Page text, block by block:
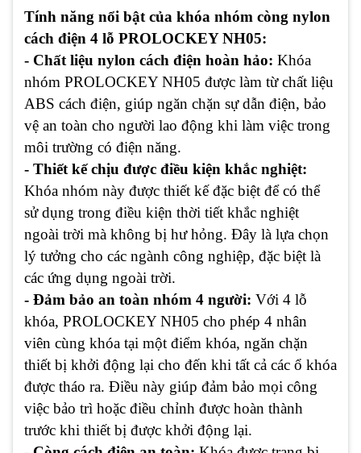
Tính năng nổi bật của khóa nhóm còng nylon
cách điện 4 lỗ PROLOCKEY NH05:
- Chất liệu nylon cách điện hoàn hảo: Khóa
nhóm PROLOCKEY NH05 được làm từ chất liệu
ABS cách điện, giúp ngăn chặn sự dẫn điện, bảo
vệ an toàn cho người lao động khi làm việc trong
môi trường có điện năng.
- Thiết kế chịu được điều kiện khắc nghiệt:
Khóa nhóm này được thiết kế đặc biệt để có thể
sử dụng trong điều kiện thời tiết khắc nghiệt
ngoài trời mà không bị hư hỏng. Đây là lựa chọn
lý tưởng cho các ngành công nghiệp, đặc biệt là
các ứng dụng ngoài trời.
- Đảm bảo an toàn nhóm 4 người: Với 4 lỗ
khóa, PROLOCKEY NH05 cho phép 4 nhân
viên cùng khóa tại một điểm khóa, ngăn chặn
thiết bị khởi động lại cho đến khi tất cả các ổ khóa
được tháo ra. Điều này giúp đảm bảo mọi công
việc bảo trì hoặc điều chỉnh được hoàn thành
trước khi thiết bị được khởi động lại.